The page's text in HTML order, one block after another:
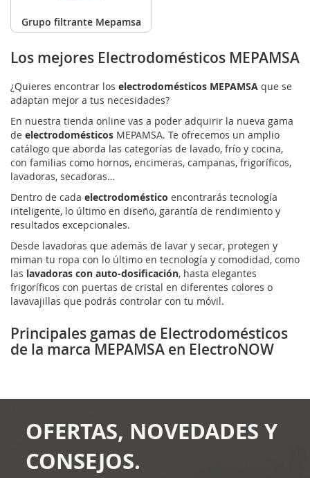
Grupo filtrante Mepamsa
Los mejores Electrodomésticos MEPAMSA
¿Quieres encontrar los electrodomésticos MEPAMSA que se
adaptan mejor a tus necesidades?
En nuestra tienda online vas a poder adquirir la nueva gama
de electrodomésticos MEPAMSA. Te ofrecemos un amplio
catálogo que aborda las categorías de lavado, frío y cocina,
con familias como hornos, encimeras, campanas, frigoríficos,
lavadoras, secadoras…
Dentro de cada electrodoméstico encontrarás tecnología
inteligente, lo último en diseño, garantía de rendimiento y
resultados excepcionales.
Desde lavadoras que además de lavar y secar, protegen y
miman tu ropa con lo último en tecnología y comodidad, como
las lavadoras con auto-dosificación, hasta elegantes
frigoríficos con puertas de cristal en diferentes colores o
lavavajillas que podrás controlar con tu móvil.
Principales gamas de Electrodomésticos
de la marca MEPAMSA en ElectroNOW
OFERTAS, NOVEDADES Y
CONSEJOS.